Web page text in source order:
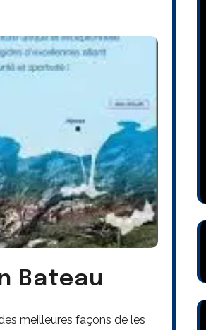
Bateau
meilleures façons de les